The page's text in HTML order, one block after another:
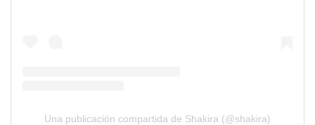
Una publicación compartida de Shakira (@shakira)